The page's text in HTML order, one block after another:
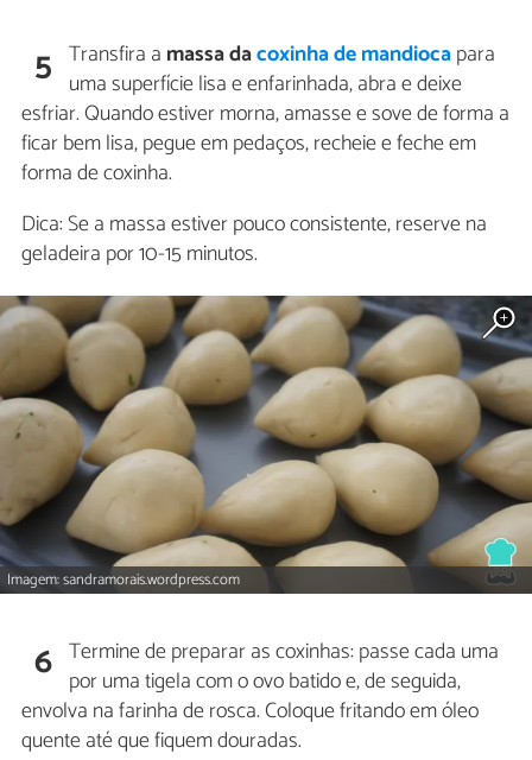
5 Transfira a massa dacoxinha de mandiocapara
uma superfície lisa e enfarinhada, abra e deixe
esfriar. Quando estiver morna, amasse e sove de forma a
ficar bem lisa, pegue em pedaços, recheie e feche em
forma de coxinha.
Dica: Se a massa estiver pouco consistente, reserve na
geladeira por 10-15 minutos.
Imagem: sandramorais.wordpress.com
6 Termine de preparar as coxinhas: passe cada uma
por uma tigela com o ovo batido e, de seguida,
envolva na farinha de rosca. Coloque fritando em óleo
quente até que fiquem douradas.